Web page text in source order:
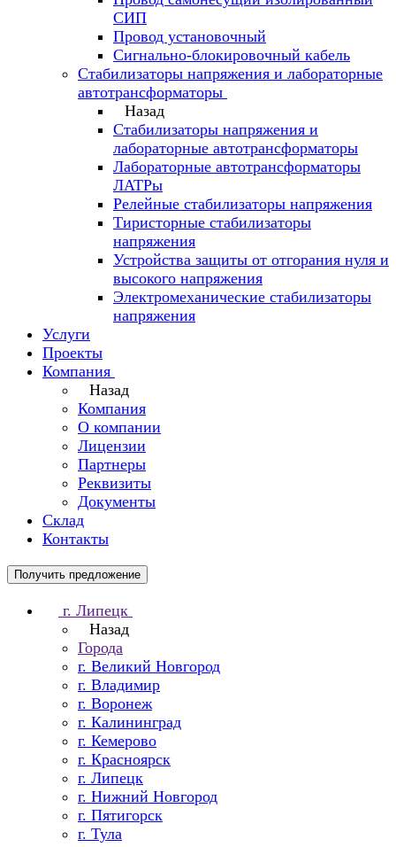
СИП
Провод установочный
Сигнально-блокировочный кабель
Стабилизаторы напряжения и лабораторные
автотрансформаторы
Назад
Стабилизаторы напряжения и
лабораторные автотрансформаторы
Лабораторные автотрансформаторы
ЛАТРы
Релейные стабилизаторы напряжения
Тиристорные стабилизаторы
напряжения
Устройства защиты от отгорания нуля и
высокого напряжения
Электромеханические стабилизаторы
напряжения
Услуги
Проекты
Компания
Назад
Компания
О компании
Лицензии
Партнеры
Реквизиты
Документы
Склад
Контакты
Получить предложение
г. Липецк
Назад
Города
г. Великий Новгород
г. Владимир
г. Воронеж
г. Калининград
г. Кемерово
г. Красноярск
г. Липецк
г. Нижний Новгород
г. Пятигорск
г. Тула